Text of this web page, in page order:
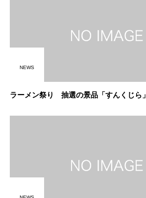
NEWS
ラーメン祭り 抽選の景品「すんくじら」